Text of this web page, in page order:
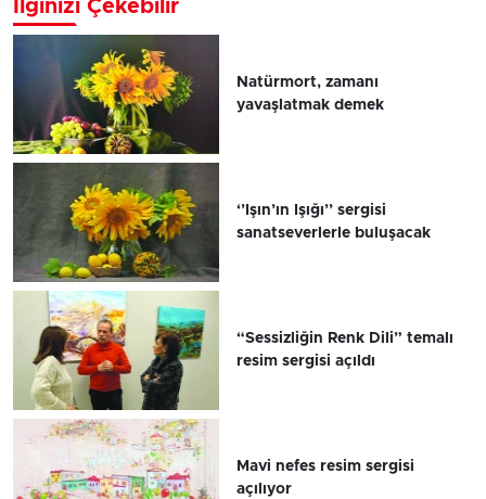
İlginizi Çekebilir
Natürmort, zamanı
yavaşlatmak demek
‘’Işın’ın Işığı’’ sergisi
sanatseverlerle buluşacak
“Sessizliğin Renk Dili” temalı
resim sergisi açıldı
Mavi nefes resim sergisi
açılıyor